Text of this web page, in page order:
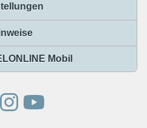
Mobil